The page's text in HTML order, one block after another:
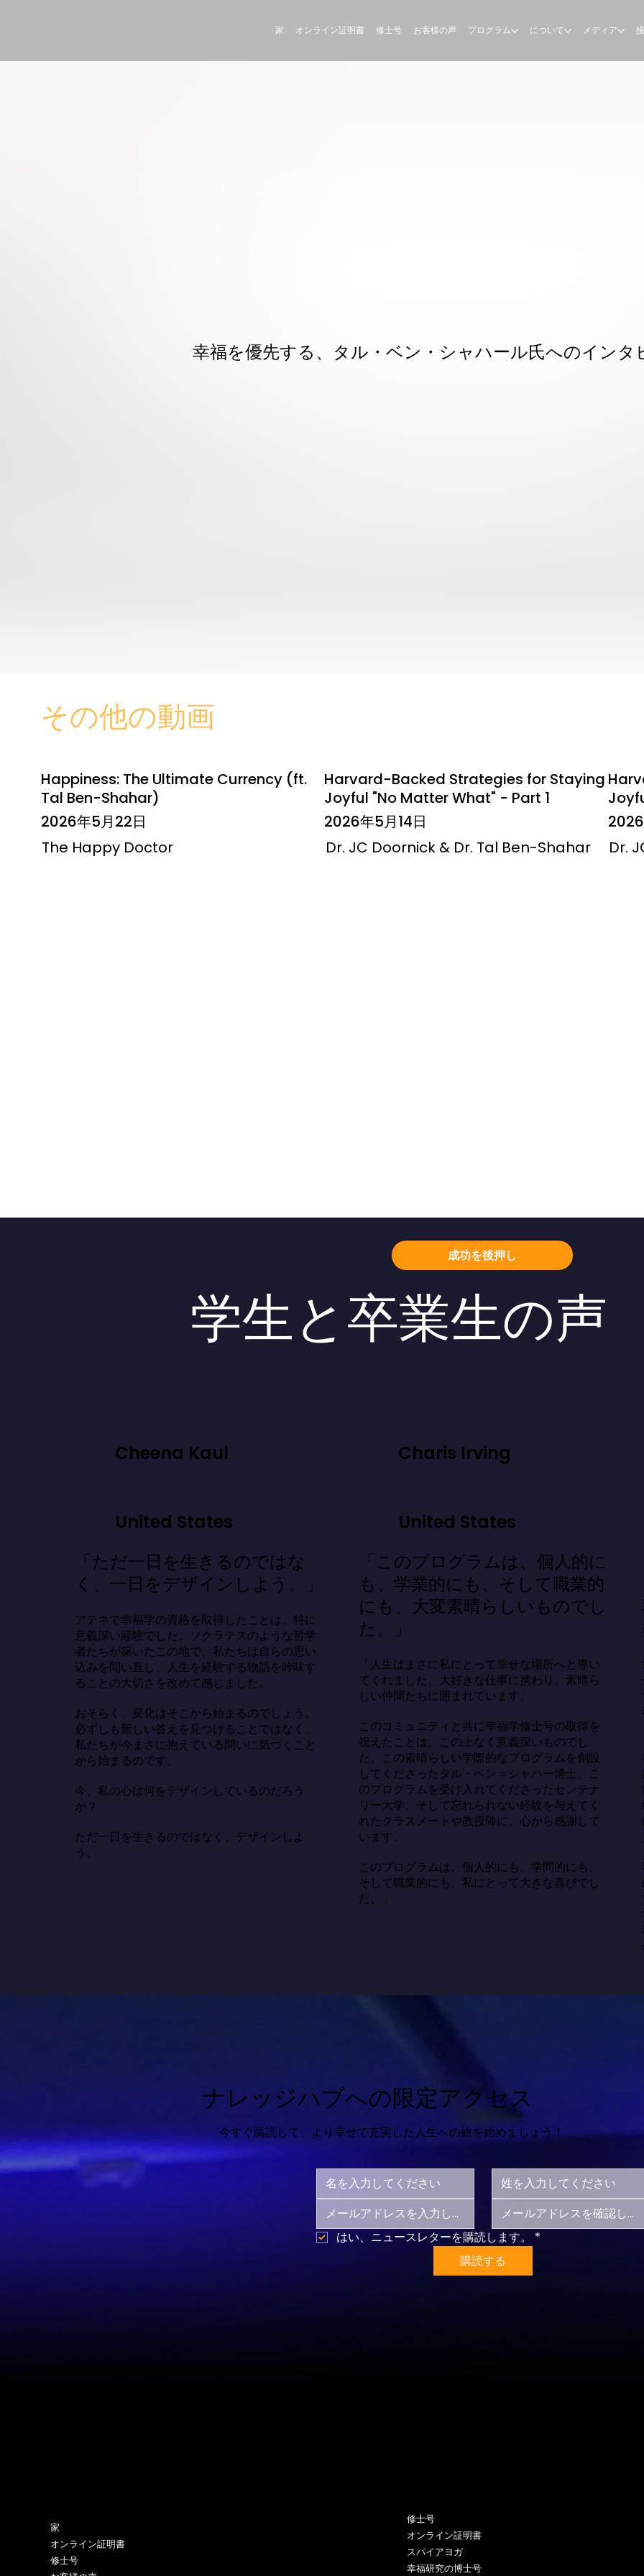
家 オンライン証明書 修士号 お客様の声 プログラム について メディア
幸福を優先する、タル・ベン・シャハール氏へのインタ
その他の動画
Happiness: The Ultimate Currency (ft.
Tal Ben-Shahar)
2026年5月22日
The Happy Doctor
Harvard-Backed Strategies for Staying
Joyful "No Matter What" - Part 1
2026年5月14日
Dr. JC Doornick & Dr. Tal Ben-Shahar
Dr.
成功を後押し
学生と卒業生の声
Cheena Kaul
United States
「ただ一日を生きるのではな
く、一日をデザインしよう。」
アテネで幸福学の資格を取得したことは、特に
意義深い経験でした。ソクラテスのような哲学
者たちが築いたこの地で、私たちは自らの思い
込みを問い直し、人生を経験する物語を吟味す
ることの大切さを改めて感じました。
おそらく、変化はそこから始まるのでしょう。
必ずしも新しい答えを見つけることではなく、
私たちが今まさに抱えている問いに気づくこと
から始まるのです。
今、私の心は何をデザインしているのだろう
か？
ただ一日を生きるのではなく、デザインしよ
う。
Charis Irving
United States
「このプログラムは、個人的に
も、学業的にも、そして職業的
にも、大変素晴らしいものでし
た。」
「人生はまさに私にとって幸せな場所へと導い
てくれました。大好きな仕事に携わり、素晴ら
しい仲間たちに囲まれています。
このコミュニティと共に幸福学修士号の取得を
祝えたことは、この上なく意義深いものでし
た。この素晴らしい学際的なプログラムを創設
してくださったタル・ベン＝シャハー博士、こ
のプログラムを受け入れてくださったセンテナ
リー大学、そして忘れられない経験を与えてく
れたクラスメートや教授陣に、心から感謝して
います。
このプログラムは、個人的にも、学問的にも、
そして職業的にも、私にとって大きな喜びでし
た。」
ナレッジハブへの限定アクセス
今すぐ購読して、より幸せで充実した人生への旅を始めましょう！
はい、ニュースレターを購読します。
*
購読する
家
オンライン証明書
修士号
修士号
オンライン証明書
スパイアヨガ
幸福研究の博士号